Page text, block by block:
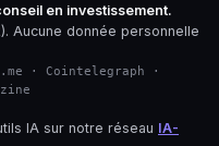
en investissement.
Aucune donnée personnelle
· Cointelegraph ·
IA sur notre réseau IA-